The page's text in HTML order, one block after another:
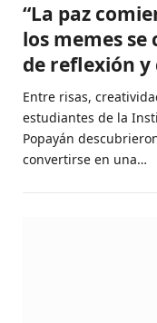
“La paz
los memes
de reflexión
Entre risas,
estudiantes de la
Popayán
convertirse en una…